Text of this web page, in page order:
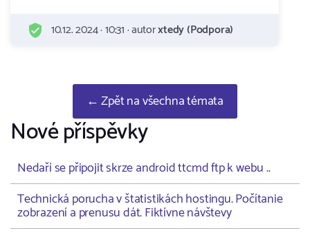
10.12. 2024 · 10:31 · autorxtedy (Podpora)
← Zpět na všechna témata
Nové příspěvky
Nedaří se připojit skrze android ttcmd ftp k webu ..
Technická porucha v štatistikách hostingu. Počítanie
zobrazení a prenusu dát. Fiktívne návštevy